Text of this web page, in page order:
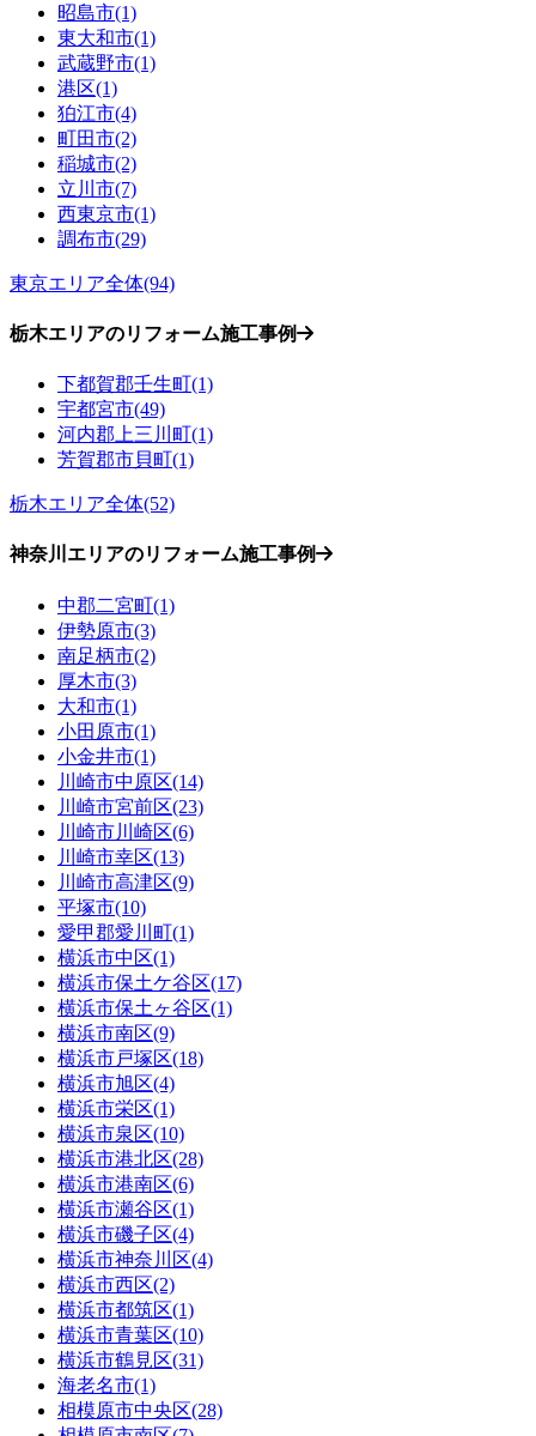
昭島市(1)
東大和市(1)
武蔵野市(1)
港区(1)
狛江市(4)
町田市(2)
稲城市(2)
立川市(7)
西東京市(1)
調布市(29)
東京エリア全体(94)
栃木エリアのリフォーム施工事例
下都賀郡壬生町(1)
宇都宮市(49)
河内郡上三川町(1)
芳賀郡市貝町(1)
栃木エリア全体(52)
神奈川エリアのリフォーム施工事例
中郡二宮町(1)
伊勢原市(3)
南足柄市(2)
厚木市(3)
大和市(1)
小田原市(1)
小金井市(1)
川崎市中原区(14)
川崎市宮前区(23)
川崎市川崎区(6)
川崎市幸区(13)
川崎市高津区(9)
平塚市(10)
愛甲郡愛川町(1)
横浜市中区(1)
横浜市保土ケ谷区(17)
横浜市保土ヶ谷区(1)
横浜市南区(9)
横浜市戸塚区(18)
横浜市旭区(4)
横浜市栄区(1)
横浜市泉区(10)
横浜市港北区(28)
横浜市港南区(6)
横浜市瀬谷区(1)
横浜市磯子区(4)
横浜市神奈川区(4)
横浜市西区(2)
横浜市都筑区(1)
横浜市青葉区(10)
横浜市鶴見区(31)
海老名市(1)
相模原市中央区(28)